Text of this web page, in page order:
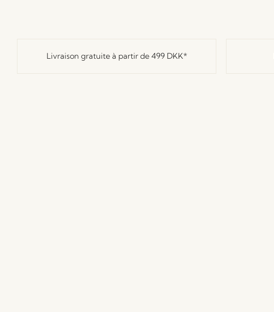
Livraison gratuite à partir de 499 DKK*